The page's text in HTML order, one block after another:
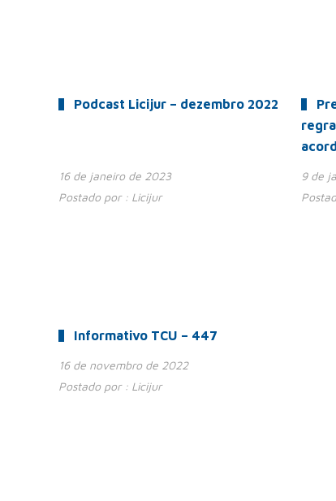
Podcast Licijur – dezembro 2022
16 de janeiro de 2023
Postado por : Licijur
9 de
Informativo TCU – 447
16 de novembro de 2022
Postado por : Licijur